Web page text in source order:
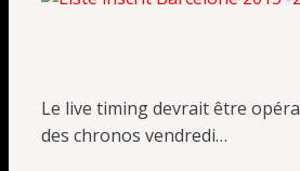
Le live timing devrait être
des chronos vendredi…